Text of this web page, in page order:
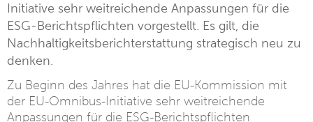
Initiative sehr weitreichende Anpassungen für die
ESG-Berichtspflichten vorgestellt. Es gilt, die
Nachhaltigkeitsberichterstattung strategisch neu zu
denken.
Zu Beginn des Jahres hat die EU-Kommission mit
der EU-Omnibus-Initiative sehr weitreichende
Anpassungen für die ESG-Berichtspflichten